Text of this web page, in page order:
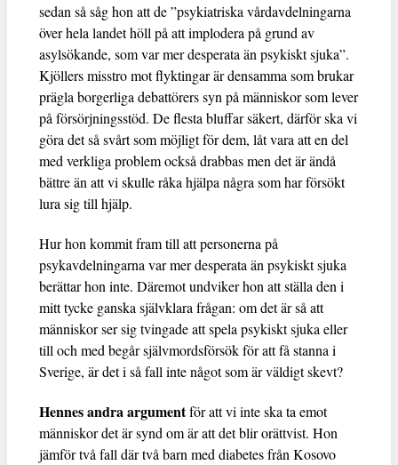
sedan så såg hon att de ”psykiatriska vårdavdelningarna
över hela landet höll på att implodera på grund av
asylsökande, som var mer desperata än psykiskt sjuka”.
Kjöllers misstro mot flyktingar är densamma som brukar
prägla borgerliga debattörers syn på människor som lever
på försörjningsstöd. De flesta bluffar säkert, därför ska vi
göra det så svårt som möjligt för dem, låt vara att en del
med verkliga problem också drabbas men det är ändå
bättre än att vi skulle råka hjälpa några som har försökt
lura sig till hjälp.
Hur hon kommit fram till att personerna på
psykavdelningarna var mer desperata än psykiskt sjuka
berättar hon inte. Däremot undviker hon att ställa den i
mitt tycke ganska självklara frågan: om det är så att
människor ser sig tvingade att spela psykiskt sjuka eller
till och med begår självmordsförsök för att få stanna i
Sverige, är det i så fall inte något som är väldigt skevt?
Hennes andra argumentför att vi inte ska ta emot
människor det är synd om är att det blir orättvist. Hon
jämför två fall där två barn med diabetes från Kosovo